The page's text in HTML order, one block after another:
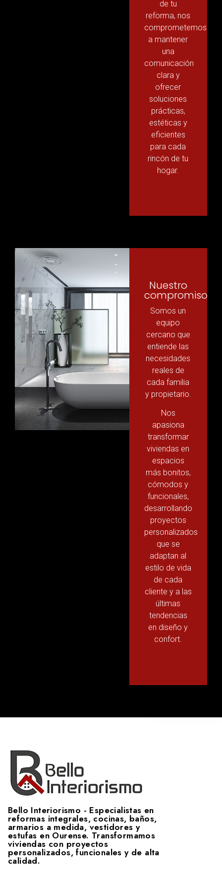
de tu
reforma, nos
comprometemos
a mantener
una
comunicación
clara y
ofrecer
soluciones
prácticas,
estéticas y
eficientes
para cada
rincón de tu
hogar.
Nuestro
compromiso
Somos un
equipo
cercano que
entiende las
necesidades
reales de
cada familia
y propietario.
Nos
apasiona
transformar
viviendas en
espacios
más bonitos,
cómodos y
funcionales,
desarrollando
proyectos
personalizados
que se
adaptan al
estilo de vida
de cada
cliente y a las
últimas
tendencias
en diseño y
confort.
Bello Interiorismo - Especialistas en
reformas integrales, cocinas, baños,
armarios a medida, vestidores y
estufas en Ourense. Transformamos
viviendas con proyectos
personalizados, funcionales y de alta
calidad.